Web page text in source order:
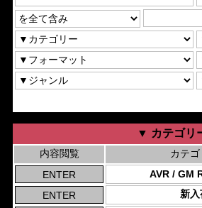
▼ カテゴリ
内容閲覧 カテゴ
AVR / GM
新入